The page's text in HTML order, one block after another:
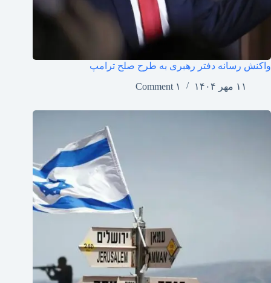
واکنش رسانه دفتر رهبری به طرح صلح ترامپ
۱۱ مهر ۱۴۰۴
۱ Comment